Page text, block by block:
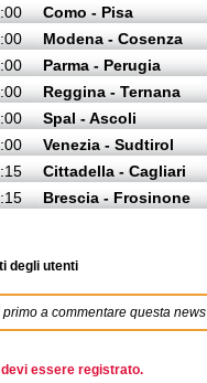
Como - Pisa
Modena - Cosenza
Parma - Perugia
Reggina - Ternana
Spal - Ascoli
Venezia - Sudtirol
Cittadella - Cagliari
Brescia - Frosinone
degli utenti
a commentare questa news
essere registrato.